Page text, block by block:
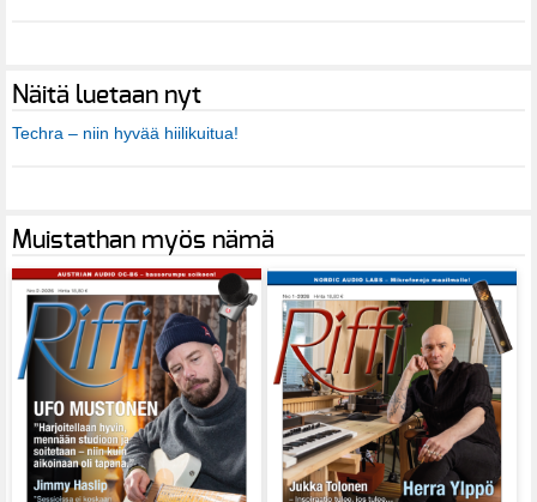
Näitä luetaan nyt
Techra – niin hyvää hiilikuitua!
Muistathan myös nämä